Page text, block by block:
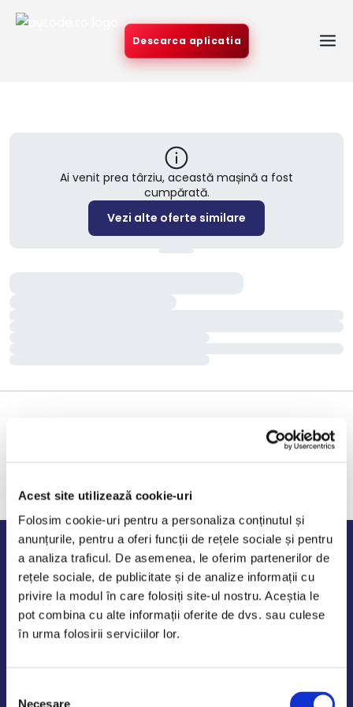
Acest site utilizează cookie-uri
Folosim cookie-uri pentru a personaliza conținutul și
anunțurile, pentru a oferi funcții de rețele sociale și pentru
a analiza traficul. De asemenea, le oferim partenerilor de
rețele sociale, de publicitate și de analize informații cu
privire la modul în care folosiți site-ul nostru. Aceștia le
pot combina cu alte informații oferite de dvs. sau culese
în urma folosirii serviciilor lor.
Necesare
Descarca aplicatia
Ai venit prea târziu, această mașină a fost
cumpărată.
Vezi alte oferte similare
Program de lucru
Luni - Vineri: 09:00-18:00
Sambata - Duminica: 10:00-14:00